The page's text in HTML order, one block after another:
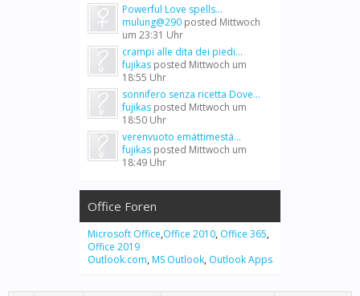
Powerful Love spells...
mulung@290 posted Mittwoch
um 23:31 Uhr
crampi alle dita dei piedi...
fujikas posted Mittwoch um
18:55 Uhr
sonnifero senza ricetta Dove...
fujikas posted Mittwoch um
18:50 Uhr
verenvuoto emättimestä...
fujikas posted Mittwoch um
18:49 Uhr
Office Foren
Microsoft Office,Office 2010, Office 365,
Office 2019
Outlook.com, MS Outlook, Outlook Apps